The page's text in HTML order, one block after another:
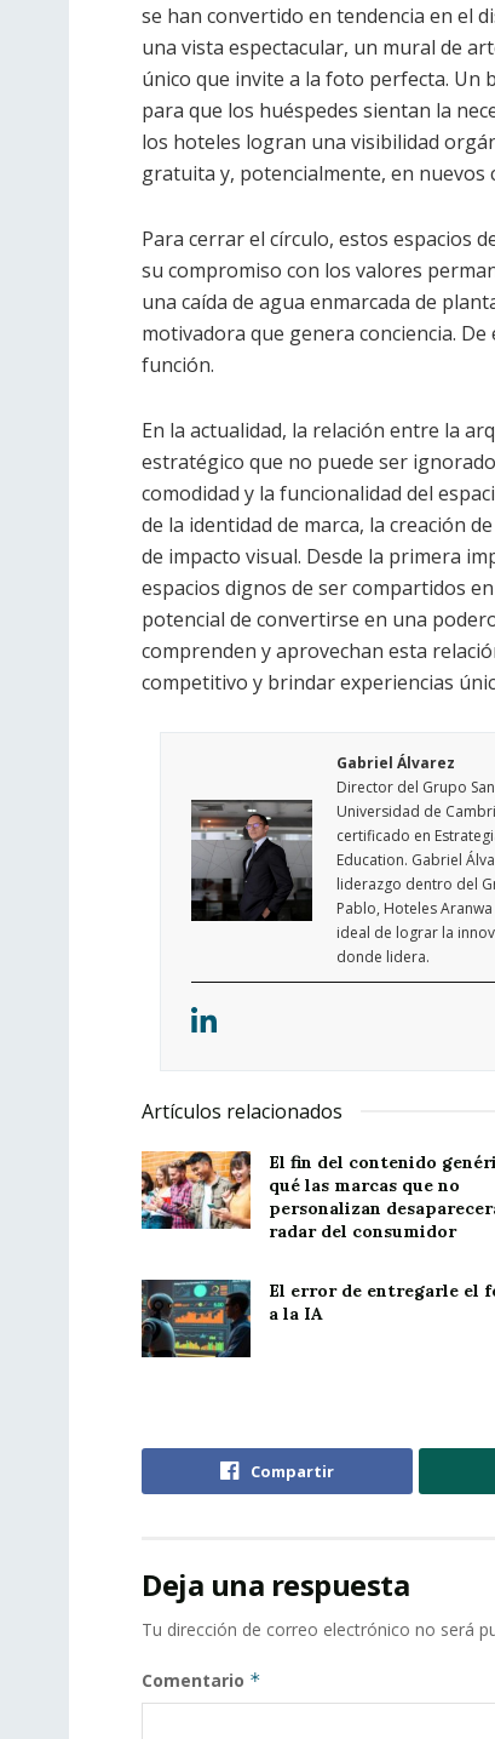
se han convertido en tendencia en el
una vista espectacular, un mural de
único que invite a la foto perfecta. Un
para que los huéspedes sientan la
los hoteles logran una visibilidad
gratuita y, potencialmente, en nuevos
Para cerrar el círculo, estos espacios
su compromiso con los valores
una caída de agua enmarcada de
motivadora que genera conciencia.
función.
En la actualidad, la relación entre la
estratégico que no puede ser
comodidad y la funcionalidad del
de la identidad de marca, la creación
de impacto visual. Desde la primera
espacios dignos de ser compartidos
potencial de convertirse en una
comprenden y aprovechan esta
competitivo y brindar experiencias
Gabriel Álvarez
Director del Grupo
Universidad de
certificado en
Education. Gabriel
liderazgo dentro del
Pablo, Hoteles
ideal de lograr la
donde lidera.
Artículos relacionados
El fin del contenido
qué las marcas que no
personalizan
radar del consumidor
El error de entregarle el
a la IA
Compartir
Deja una respuesta
Tu dirección de correo electrónico no será
Comentario *